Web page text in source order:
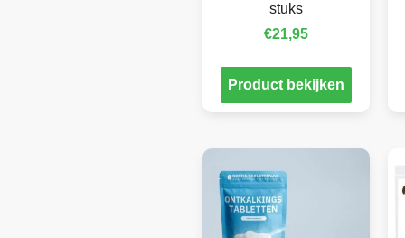
stuks
€21,95
Product bekijken